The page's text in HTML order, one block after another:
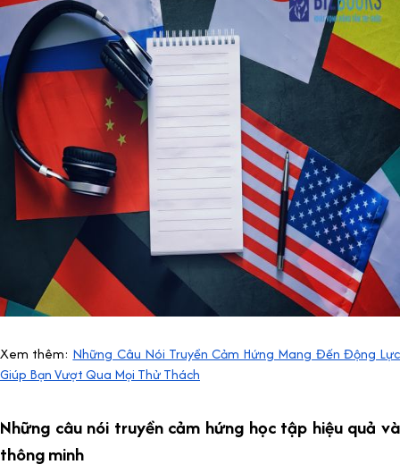
Xem thêm: Những Câu Nói Truyền Cảm Hứng Mang Đến Động Lực
Giúp Bạn Vượt Qua Mọi Thử Thách
Những câu nói truyền cảm hứng học tập hiệu quả và
thông minh